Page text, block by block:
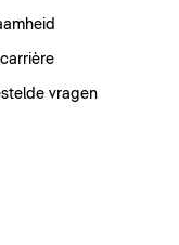
vragen